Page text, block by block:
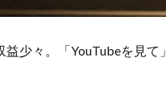
少々。「YouTubeを見て